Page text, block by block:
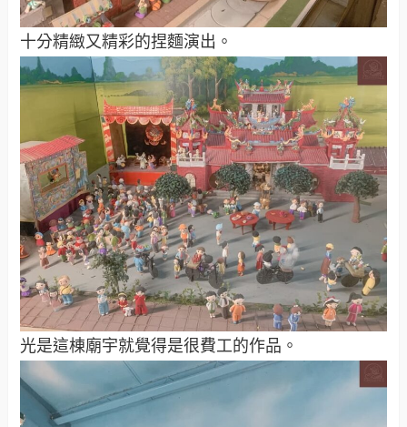
十分精緻又精彩的捏麵演出。
光是這棟廟宇就覺得是很費工的作品。